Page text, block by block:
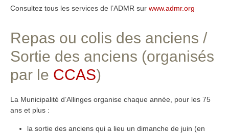
Consultez tous les services de l’ADMR sur www.admr.org
Repas ou colis des anciens /
Sortie des anciens (organisés
par le CCAS)
La Municipalité d’Allinges organise chaque année, pour les 75
ans et plus :
la sortie des anciens qui a lieu un dimanche de juin (en